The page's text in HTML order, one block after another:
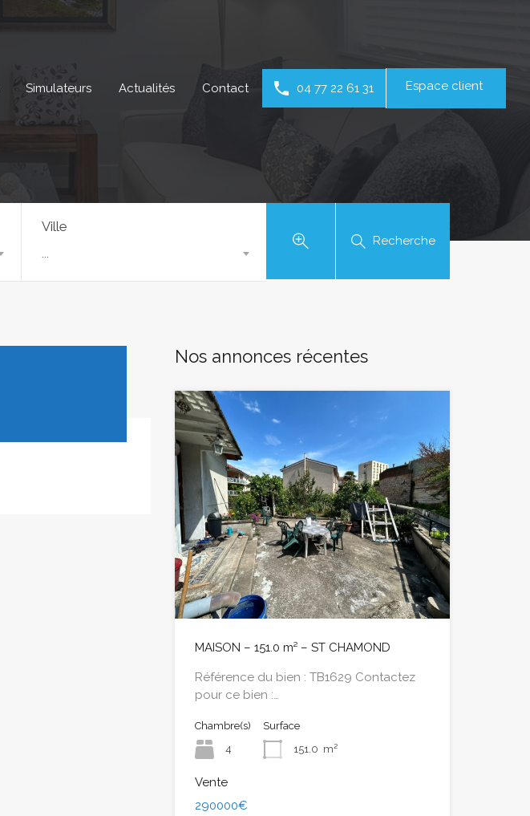
Simulateurs Actualités Contact 04 77 22 61 31 Espace client
Ville
Recherche
Nos annonces récentes
MAISON – 151.0 m² – ST CHAMOND
Référence du bien : TB1629 Contactez
pour ce bien :…
Chambre(s)
4
Surface
151.0 m²
Vente
290000€